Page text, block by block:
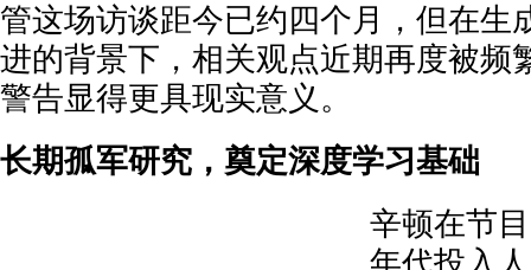
管这场访谈距今已约四个月，但在生
进的背景下，相关观点近期再度被频
警告显得更具现实意义。
长期孤军研究，奠定深度学习基础
辛顿在节
年代投入